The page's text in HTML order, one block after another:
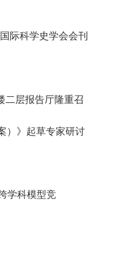
际科学史学会会刊
二层报告厅隆重召
）》起草专家研讨
学科模型竞